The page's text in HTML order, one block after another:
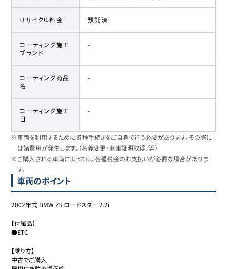
リサイクル料金 預託済
コーティング施工
ブランド
-
コーティング商品
名
-
コーティング施工
日
-
※車両を利用するために各種手続きをご自身で行う必要があります。その際に
は諸費用が発生します。（名義変更・車庫証明取得、等）
※ご購入される車両によっては、各種税金のお支払いが必要な場合がありま
す。
車両のポイント
2002年式 BMW Z3 ロードスター 2.2i
【付属品】
●ETC
【乗り方】
中古でご購入